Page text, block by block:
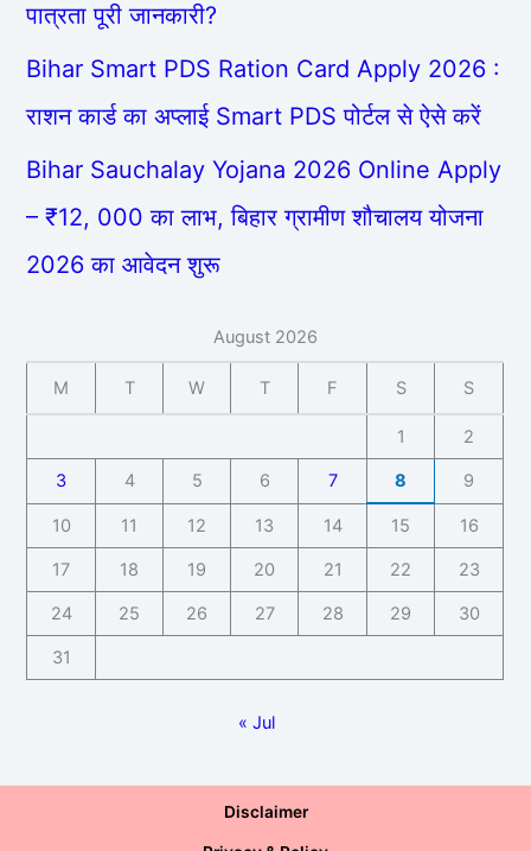
पात्रता पूरी जानकारी?
Bihar Smart PDS Ration Card Apply 2026 :
राशन कार्ड का अप्लाई Smart PDS पोर्टल से ऐसे करें
Bihar Sauchalay Yojana 2026 Online Apply
– ₹12, 000 का लाभ, बिहार ग्रामीण शौचालय योजना
2026 का आवेदन शुरू
August 2026
M T W T F S S
1 2
3 4 5 6 7 8 9
10 11 12 13 14 15 16
17 18 19 20 21 22 23
24 25 26 27 28 29 30
31
« Jul
Disclaimer